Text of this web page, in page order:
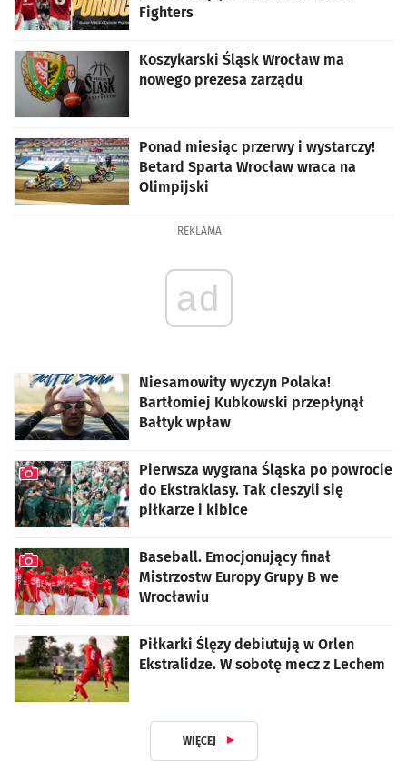
Fighters
Koszykarski Śląsk Wrocław ma
nowego prezesa zarządu
Ponad miesiąc przerwy i wystarczy!
Betard Sparta Wrocław wraca na
Olimpijski
REKLAMA
ad
Niesamowity wyczyn Polaka!
Bartłomiej Kubkowski przepłynął
Bałtyk wpław
Pierwsza wygrana Śląska po powrocie
do Ekstraklasy. Tak cieszyli się
piłkarze i kibice
Baseball. Emocjonujący finał
Mistrzostw Europy Grupy B we
Wrocławiu
Piłkarki Ślęzy debiutują w Orlen
Ekstralidze. W sobotę mecz z Lechem
WIĘCEJ Z DZIAŁUSPORT I REKREACJA